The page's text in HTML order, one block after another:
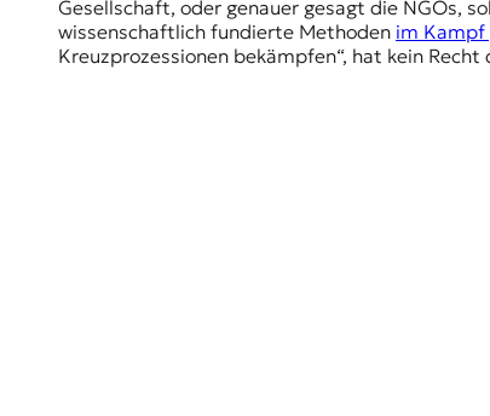
Gesellschaft, oder genauer gesagt die NGOs,
wissenschaftlich fundierte Methoden im Kampf
Kreuzprozessionen bekämpfen“, hat kein